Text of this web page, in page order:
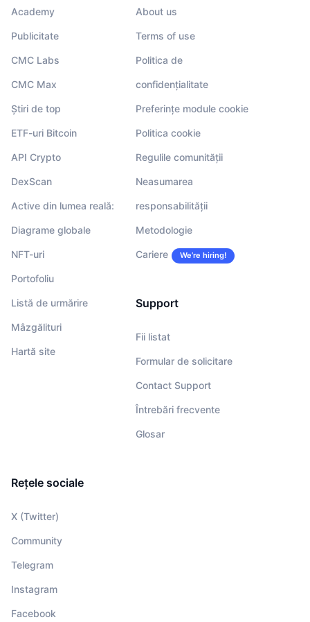
Academy
Publicitate
CMC Labs
CMC Max
Știri de top
ETF-uri Bitcoin
API Crypto
DexScan
Active din lumea reală:
Diagrame globale
NFT-uri
Portofoliu
Listă de urmărire
Mâzgălituri
Hartă site
About us
Terms of use
Politica de
confidențialitate
Preferințe module cookie
Politica cookie
Regulile comunității
Neasumarea
responsabilității
Metodologie
Cariere We’re hiring!
Support
Fii listat
Formular de solicitare
Contact Support
Întrebări frecvente
Glosar
Rețele sociale
X (Twitter)
Community
Telegram
Instagram
Facebook